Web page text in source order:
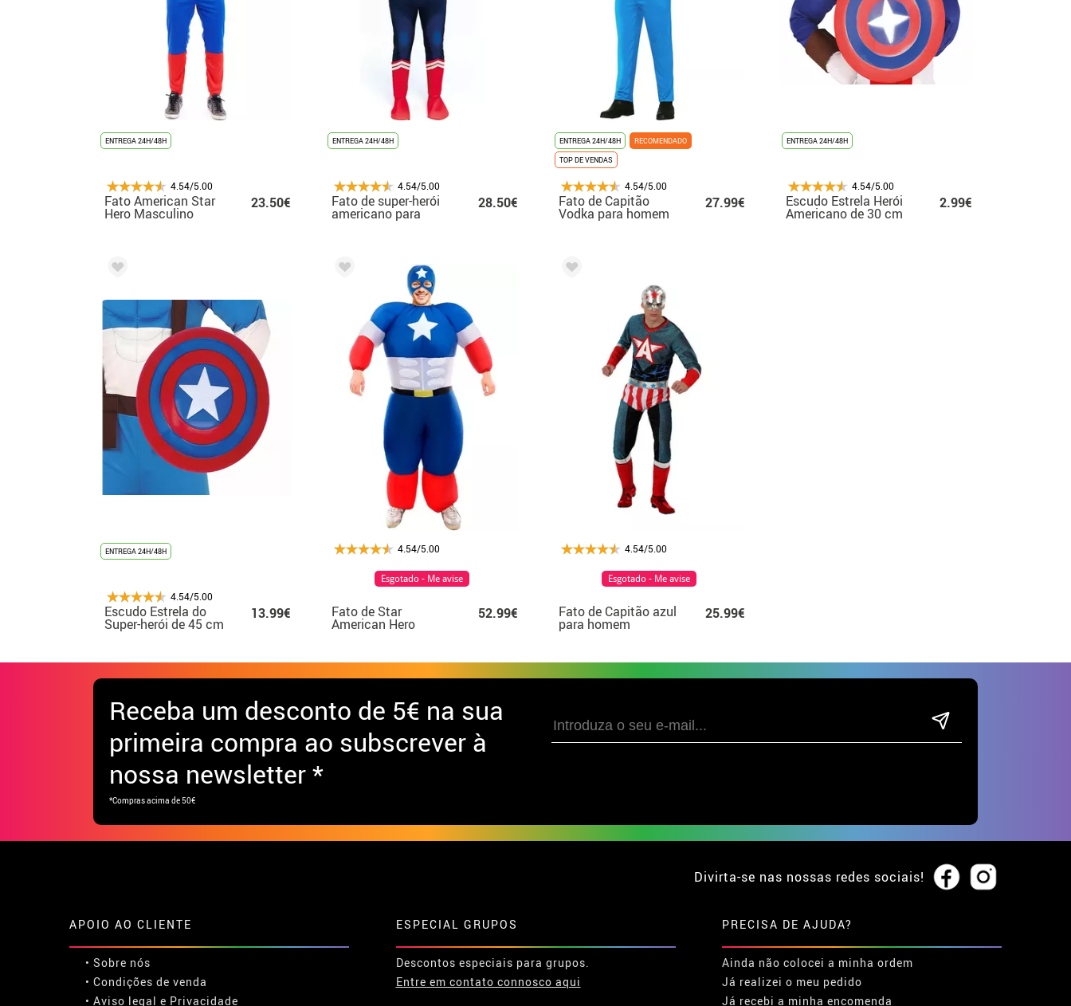
ENTREGA 24H/48H
4.54/5.00
Fato American Star
Hero Masculino
23.50€
ENTREGA 24H/48H
4.54/5.00
Fato de super-herói
americano para
28.50€
ENTREGA 24H/48H
RECOMENDADO
TOP DE VENDAS
4.54/5.00
Fato de Capitão
Vodka para homem
27.99€
ENTREGA 24H/48H
4.54/5.00
Escudo Estrela Herói
Americano de 30 cm
2.99€
ENTREGA 24H/48H
4.54/5.00
Escudo Estrela do
Super-herói de 45 cm
13.99€
4.54/5.00
Fato de Star
American Hero
52.99€
Esgotado - Me avise
4.54/5.00
Fato de Capitão azul
para homem
25.99€
Esgotado - Me avise
Receba um desconto de 5€ na sua
primeira compra ao subscrever à
nossa newsletter *
*Compras acima de 50€
Divirta-se nas nossas redes sociais!
APOIO AO CLIENTE
• Sobre nós
• Condições de venda
• Aviso legal e Privacidade
ESPECIAL GRUPOS
Descontos especiais para grupos.
Entre em contato connosco aqui
PRECISA DE AJUDA?
Ainda não colocei a minha ordem
Já realizei o meu pedido
Já recebi a minha encomenda